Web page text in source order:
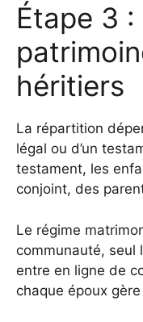
Étape 3
héritiers
La répartition
légal ou d’un
testament, les
conjoint, des
Le régime
communauté, seul
entre en ligne de
chaque époux